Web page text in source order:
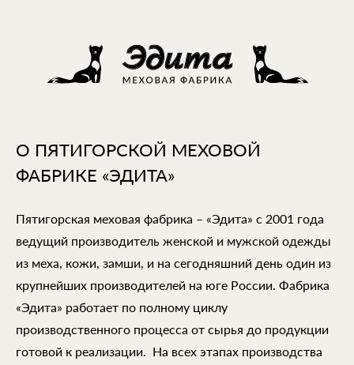
О ПЯТИГОРСКОЙ МЕХОВОЙ
ФАБРИКЕ «ЭДИТА»
Пятигорская меховая фабрика – «Эдита» с 2001 года
ведущий производитель женской и мужской одежды
из меха, кожи, замши, и на сегодняшний день один из
крупнейших производителей на юге России. Фабрика
«Эдита» работает по полному циклу
производственного процесса от сырья до продукции
готовой к реализации. На всех этапах производства